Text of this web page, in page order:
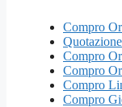
Compro
Compro
Compro
Compro
Compro